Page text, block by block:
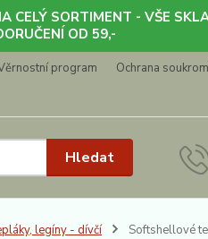
CELÝ SORTIMENT - VŠE
OD 59,-
program Ochrana
Hledat
legíny - dívčí Softshellové